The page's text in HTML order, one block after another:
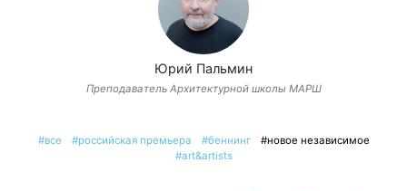
Юрий Пальмин
Преподаватель Архитектурной школы МАРШ
#все #российская премьера #беннинг
#новое независимое
#art&artists